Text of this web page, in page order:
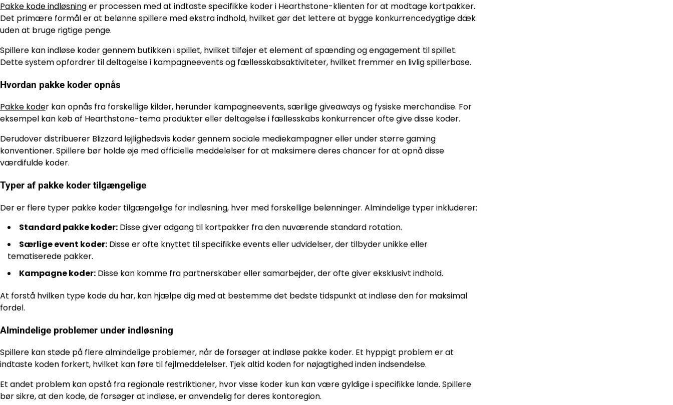
Pakke kode indløsninger processen med at indtaste specifikke koder i Hearthstone-klienten for at modtage kortpakker.
Det primære formål er at belønne spillere med ekstra indhold, hvilket gør det lettere at bygge konkurrencedygtige dæk
uden at bruge rigtige penge.
Spillere kan indløse koder gennem butikken i spillet, hvilket tilføjer et element af spænding og engagement til spillet.
Dette system opfordrer til deltagelse i kampagneevents og fællesskabsaktiviteter, hvilket fremmer en livlig spillerbase.
Hvordan pakke koder opnås
Pakke koder kan opnås fra forskellige kilder, herunder kampagneevents, særlige giveaways og fysiske merchandise. For
eksempel kan køb af Hearthstone-tema produkter eller deltagelse i fællesskabs konkurrencer ofte give disse koder.
Derudover distribuerer Blizzard lejlighedsvis koder gennem sociale mediekampagner eller under større gaming
konventioner. Spillere bør holde øje med officielle meddelelser for at maksimere deres chancer for at opnå disse
værdifulde koder.
Typer af pakke koder tilgængelige
Der er flere typer pakke koder tilgængelige for indløsning, hver med forskellige belønninger. Almindelige typer inkluderer:
Standard pakke koder: Disse giver adgang til kortpakker fra den nuværende standard rotation.
Særlige event koder: Disse er ofte knyttet til specifikke events eller udvidelser, der tilbyder unikke eller
tematiserede pakker.
Kampagne koder: Disse kan komme fra partnerskaber eller samarbejder, der ofte giver eksklusivt indhold.
At forstå hvilken type kode du har, kan hjælpe dig med at bestemme det bedste tidspunkt at indløse den for maksimal
fordel.
Almindelige problemer under indløsning
Spillere kan støde på flere almindelige problemer, når de forsøger at indløse pakke koder. Et hyppigt problem er at
indtaste koden forkert, hvilket kan føre til fejlmeddelelser. Tjek altid koden for nøjagtighed inden indsendelse.
Et andet problem kan opstå fra regionale restriktioner, hvor visse koder kun kan være gyldige i specifikke lande. Spillere
bør sikre, at den kode, de forsøger at indløse, er anvendelig for deres kontoregion.